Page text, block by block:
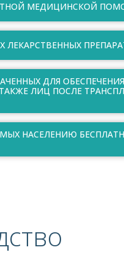
МЕДИЦИНСКОЙ
ДЛЯ
ЛИЦ ПОСЛЕ
НАСЕЛЕНИЮ